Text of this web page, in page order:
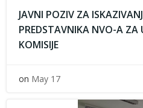
JAVNI POZIV ZA
PREDSTAVNIKA NVO-A ZA
KOMISIJE
on May 17